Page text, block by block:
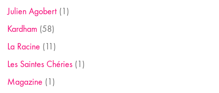
Julien Agobert (1)
Kardham (58)
La Racine (11)
Les Saintes Chéries (1)
Magazine (1)